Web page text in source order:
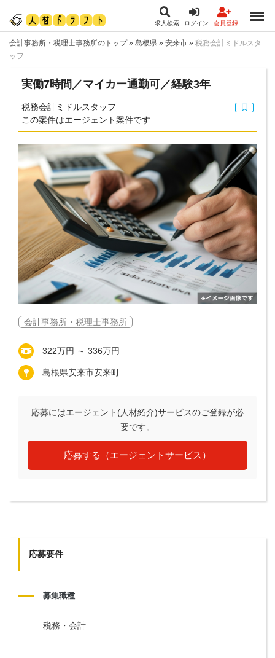
求人検索 ログイン 会員登録
会計事務所・税理士事務所のトップ» 島根県 » 安来市 » 税務会計ミドルスタ
ッフ
実働7時間／マイカー通勤可／経験3年
税務会計ミドルスタッフ
この案件はエージェント案件です
会計事務所・税理士事務所
322万円 ～ 336万円
島根県安来市安来町
応募にはエージェント(人材紹介)サービスのご登録が必
要です。
応募する（エージェントサービス）
応募要件
募集職種
税務・会計